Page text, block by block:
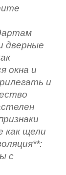
дверные
окна и
и
как щели
с